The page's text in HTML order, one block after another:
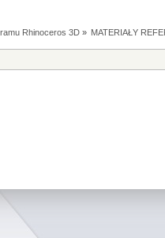
Rhinoceros 3D» MATERIAŁY